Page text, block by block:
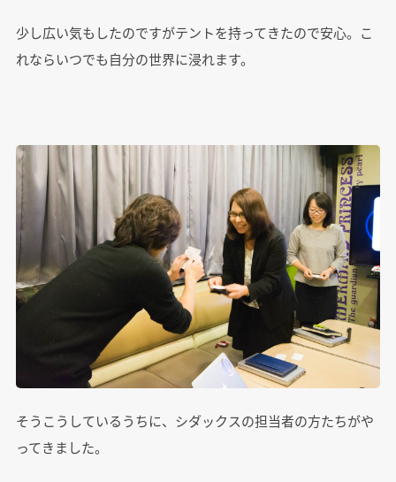
少し広い気もしたのですがテントを持ってきたので安心。こ
れならいつでも自分の世界に浸れます。
そうこうしているうちに、シダックスの担当者の方たちがや
ってきました。